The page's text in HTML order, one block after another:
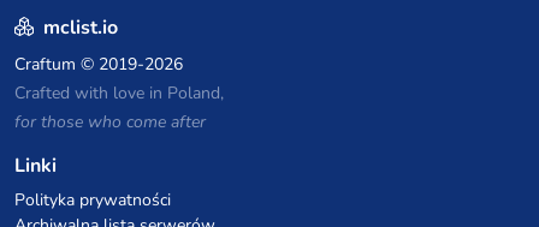
mclist.io
Craftum © 2019-2026
Crafted with love in Poland,
for those who come after
Linki
Polityka prywatności